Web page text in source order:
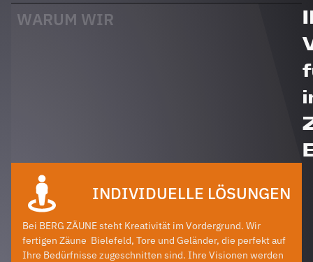
Danke
WARUM WIR
INDIVIDUELLE LÖSUNGEN
Bei BERG ZÄUNE steht Kreativität im Vordergrund. Wir
fertigen Zäune Bielefeld, Tore und Geländer, die perfekt auf
Ihre Bedürfnisse zugeschnitten sind. Ihre Visionen werden